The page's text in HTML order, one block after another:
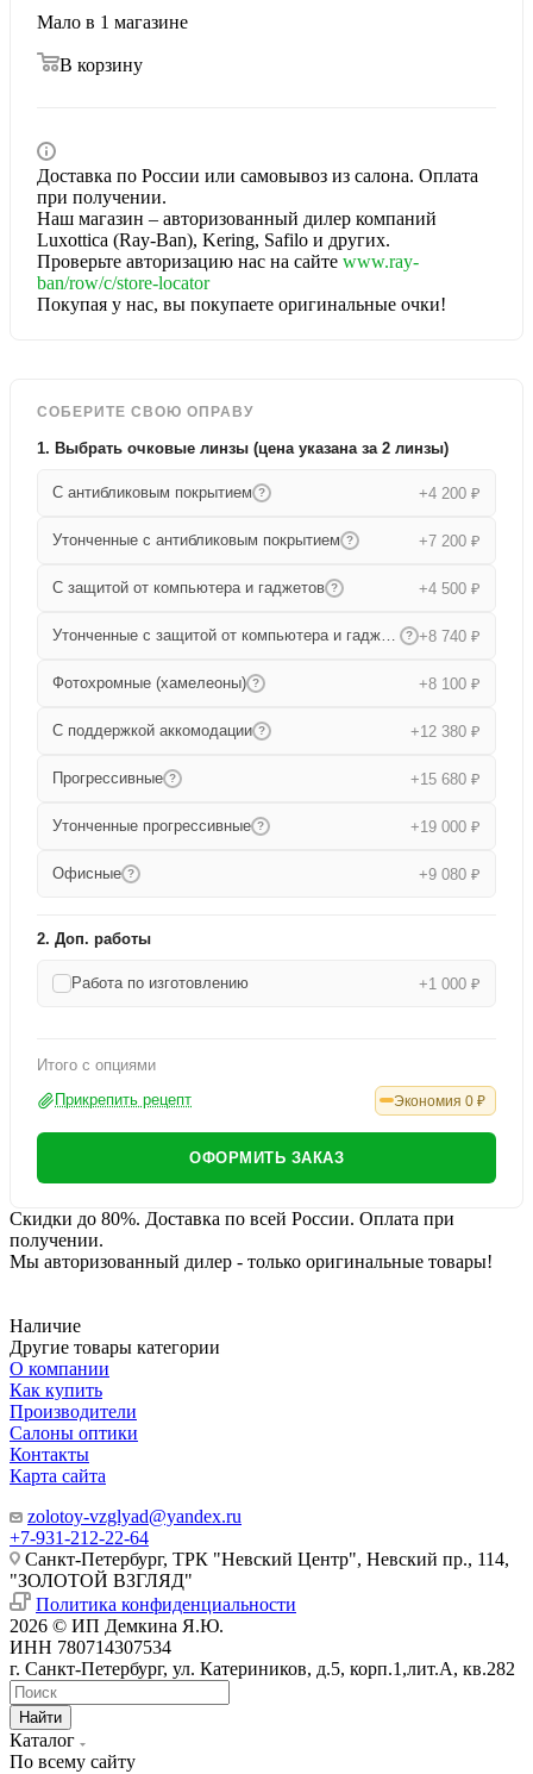
Мало в 1 магазине
В корзину
Доставка по России или самовывоз из салона. Оплата
при получении.
Наш магазин – авторизованный дилер компаний
Luxottica (Ray-Ban), Kering, Safilo и других.
Проверьте авторизацию нас на сайте www.ray-
ban/row/c/store-locator
Покупая у нас, вы покупаете оригинальные очки!
СОБЕРИТЕ СВОЮ ОПРАВУ
1. Выбрать очковые линзы (цена указана за 2 линзы)
С антибликовым покрытием ? +4 200 ₽
Утонченные с антибликовым покрытием ? +7 200 ₽
С защитой от компьютера и гаджетов ? +4 500 ₽
Утонченные с защитой от компьютера и гаджетов ? +8 740 ₽
Фотохромные (хамелеоны) ? +8 100 ₽
С поддержкой аккомодации ? +12 380 ₽
Прогрессивные ? +15 680 ₽
Утонченные прогрессивные ? +19 000 ₽
Офисные ? +9 080 ₽
2. Доп. работы
Работа по изготовлению +1 000 ₽
Итого с опциями
Прикрепить рецепт Экономия 0 ₽
ОФОРМИТЬ ЗАКАЗ
Скидки до 80%. Доставка по всей России. Оплата при
получении.
Мы авторизованный дилер - только оригинальные товары!
Наличие
Другие товары категории
О компании
Как купить
Производители
Салоны оптики
Контакты
Карта сайта
zolotoy-vzglyad@yandex.ru
+7-931-212-22-64
Санкт-Петербург, ТРК "Невский Центр", Невский пр., 114,
"ЗОЛОТОЙ ВЗГЛЯД"
Политика конфиденциальности
2026 © ИП Демкина Я.Ю.
ИНН 780714307534
г. Санкт-Петербург, ул. Катериников, д.5, корп.1,лит.А, кв.282
Найти
Каталог
По всему сайту